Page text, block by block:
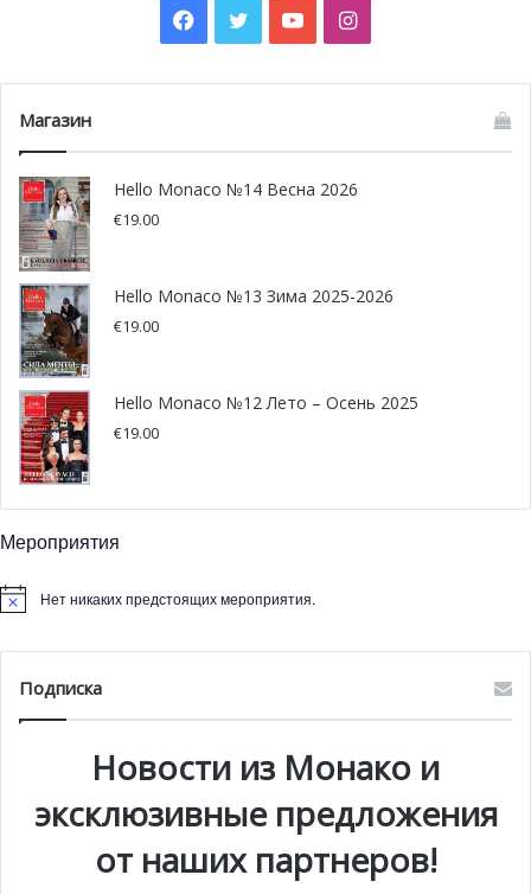
Facebook
TwitterYouTubeInstagram
Магазин
Hello Monaco №14 Весна 2026
€19.00
Hello Monaco №13 Зима 2025-2026
€19.00
Hello Monaco №12 Лето – Осень 2025
€19.00
Мероприятия
Нет никаких предстоящих мероприятия.
Подписка
Новости из Монако и
эксклюзивные предложения
от наших партнеров!